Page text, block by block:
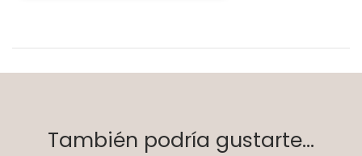
También podría gustarte...